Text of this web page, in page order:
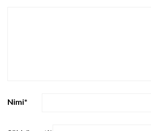
Nimi*